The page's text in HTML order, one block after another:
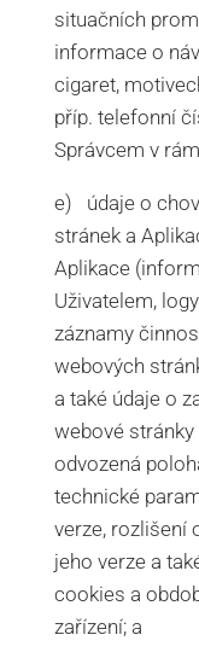
situačních
informace o
cigaret,
příp. telefonní
Správcem v
e) údaje o
stránek a
Aplikace
Uživatelem,
záznamy
webových
a také údaje o
webové stránky
odvozená
technické
verze, rozlišení
jeho verze a
cookies a
zařízení; a